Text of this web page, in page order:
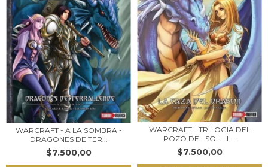
WARCRAFT - A LA SOMBRA -
DRAGONES DE TER...
$7.500,00
WARCRAFT - TRILOGIA DEL
POZO DEL SOL - L...
$7.500,00